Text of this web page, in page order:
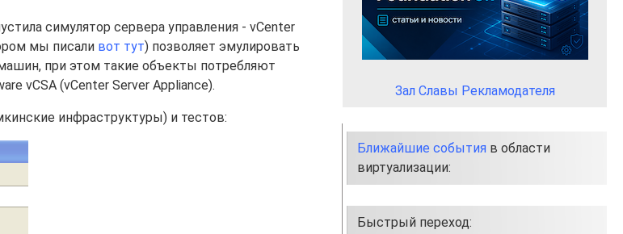
симулятор сервера управления - vCenter
мы писали вот тут) позволяет эмулировать
при этом такие объекты потребляют
vCSA (vCenter Server Appliance).
инфраструктуры) и тестов:
Зал Славы Рекламодателя
Ближайшие события в области
виртуализации:
Быстрый переход: